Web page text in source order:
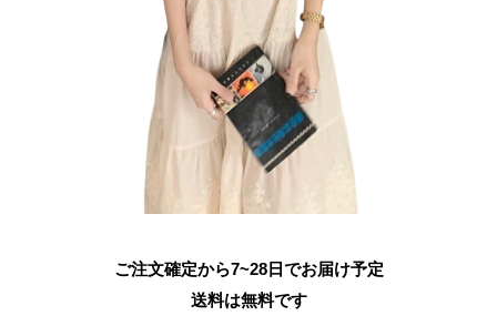
ご注文確定から7~28日でお届け予定
送料は無料です